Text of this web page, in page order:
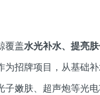
覆盖水光补水、提亮
为招牌项目，从基础
子嫩肤、超声炮等光